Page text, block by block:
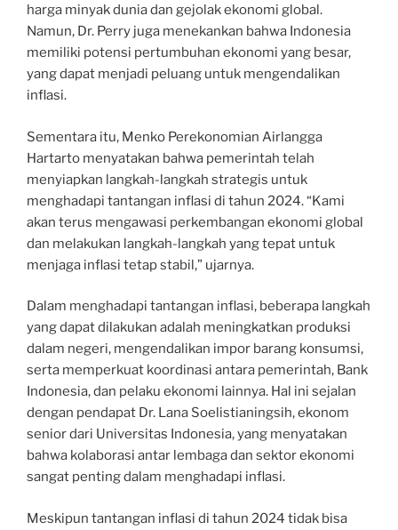
harga minyak dunia dan gejolak ekonomi global.
Namun, Dr. Perry juga menekankan bahwa Indonesia
memiliki potensi pertumbuhan ekonomi yang besar,
yang dapat menjadi peluang untuk mengendalikan
inflasi.
Sementara itu, Menko Perekonomian Airlangga
Hartarto menyatakan bahwa pemerintah telah
menyiapkan langkah-langkah strategis untuk
menghadapi tantangan inflasi di tahun 2024. “Kami
akan terus mengawasi perkembangan ekonomi global
dan melakukan langkah-langkah yang tepat untuk
menjaga inflasi tetap stabil,” ujarnya.
Dalam menghadapi tantangan inflasi, beberapa langkah
yang dapat dilakukan adalah meningkatkan produksi
dalam negeri, mengendalikan impor barang konsumsi,
serta memperkuat koordinasi antara pemerintah, Bank
Indonesia, dan pelaku ekonomi lainnya. Hal ini sejalan
dengan pendapat Dr. Lana Soelistianingsih, ekonom
senior dari Universitas Indonesia, yang menyatakan
bahwa kolaborasi antar lembaga dan sektor ekonomi
sangat penting dalam menghadapi inflasi.
Meskipun tantangan inflasi di tahun 2024 tidak bisa